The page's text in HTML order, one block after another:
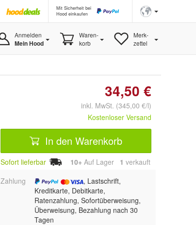
Mit Sicherheit bei
Hood einkaufen
Anmelden
Mein Hood
Waren-
korb
Merk-
zettel
34,50 €
inkl. MwSt. (345,00 €/l)
Kostenloser Versand
In den Warenkorb
Sofort lieferbar 10+ Auf Lager 1 verkauft
Zahlung
, Lastschrift,
Kreditkarte, Debitkarte,
Ratenzahlung, Sofortüberweisung,
Überweisung, Bezahlung nach 30
Tagen